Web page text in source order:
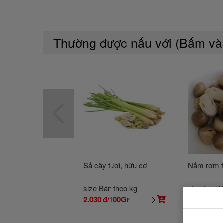
Thường được nấu với (Bấm
Sả cây tươi, hữu cơ
size Bán theo kg
2.030đ/100Gr
Nấm rơm
size Loại